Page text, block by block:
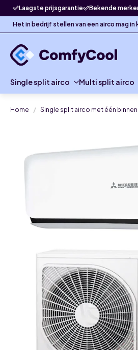
Laagste prijsgarantie Bekende
Het in bedrijf stellen van een airco mag
Single split airco Multi split airco
Home Single split airco met één